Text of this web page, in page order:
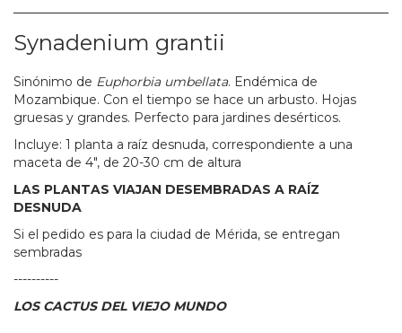
Synadenium grantii
Sinónimo de Euphorbia umbellata. Endémica de
Mozambique. Con el tiempo se hace un arbusto. Hojas
gruesas y grandes. Perfecto para jardines desérticos.
Incluye: 1 planta a raíz desnuda, correspondiente a una
maceta de 4", de 20-30 cm de altura
LAS PLANTAS VIAJAN DESEMBRADAS A RAÍZ
DESNUDA
Si el pedido es para la ciudad de Mérida, se entregan
sembradas
----------
LOS CACTUS DEL VIEJO MUNDO